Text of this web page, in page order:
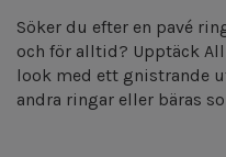
Söker du efter en pavé
och för alltid? Upptäck
look med ett gnistrande
andra ringar eller bäras